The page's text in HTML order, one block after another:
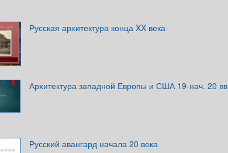
Русская архитектура конца XX века
Архитектура западной Европы и США 19-нач. 20 вв
Русский авангард начала 20 века